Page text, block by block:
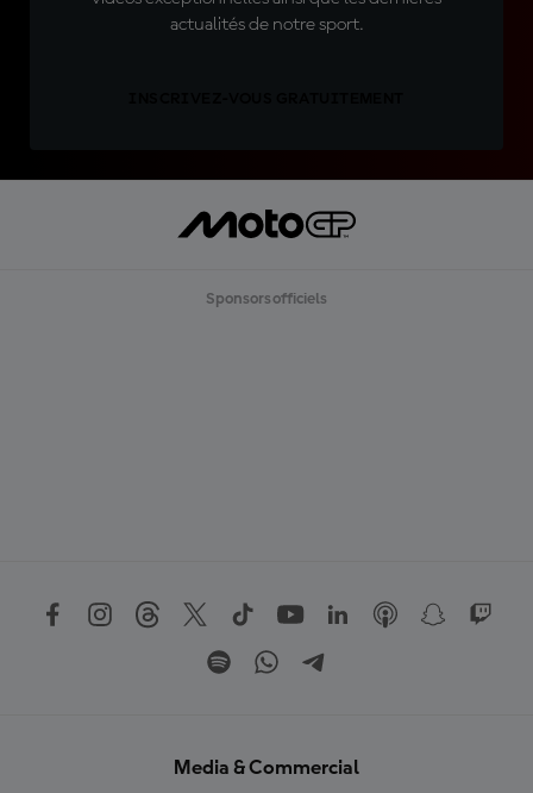
actualités de notre sport.
Sponsors officiels
Media & Commercial